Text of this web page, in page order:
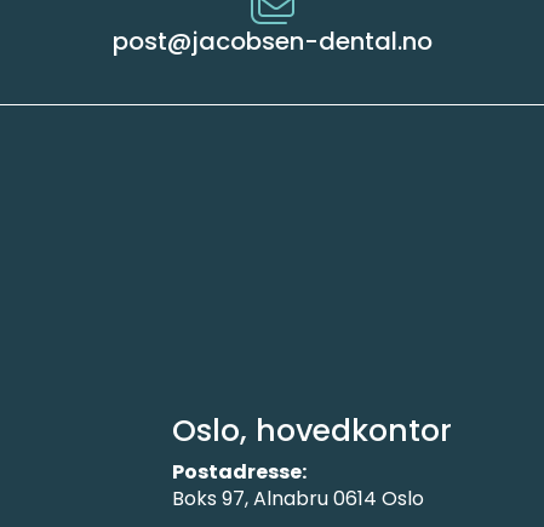
post@jacobsen-dental.no
Oslo, hovedkontor
Postadresse:
Boks 97, Alnabru 0614 Oslo